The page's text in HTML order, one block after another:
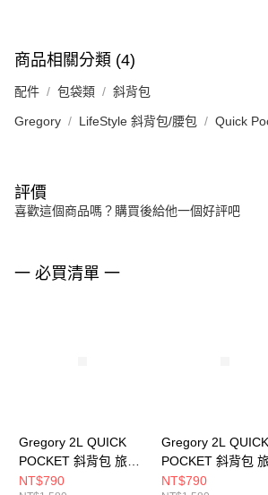
商品相關分類 (4)
配件 包袋類 斜背包
Gregory LifeStyle 斜背包/腰包 Quick
評價
喜歡這個商品嗎？購買後給他一個好評吧
一 必買清單 一
Gregory 2L QUICK
POCKET 斜背包 旅行
小包 群花油彩， M
NT$790
Gregory 2L QUICK
POCKET 斜背包 旅
小包 焦糖棕， M
NT$790